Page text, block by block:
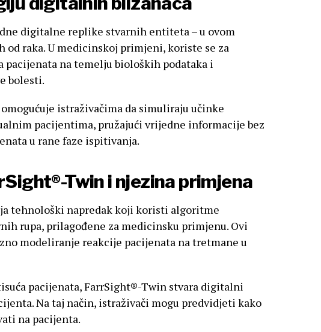
digitalne replike stvarnih entiteta – u ovom
od raka. U medicinskoj primjeni, koriste se za
na temelju bioloških podataka i
bolesti.
istraživačima da simuliraju učinke
pacijentima, pružajući vrijedne informacije bez
u rane faze ispitivanja.
Twin i njezina primjena
tehnološki napredak koji koristi algoritme
rupa, prilagođene za medicinsku primjenu. Ovi
modeliranje reakcije pacijenata na tretmane u
pacijenata, FarrSight®-Twin stvara digitalni
Na taj način, istraživači mogu predvidjeti kako
na pacijenta.